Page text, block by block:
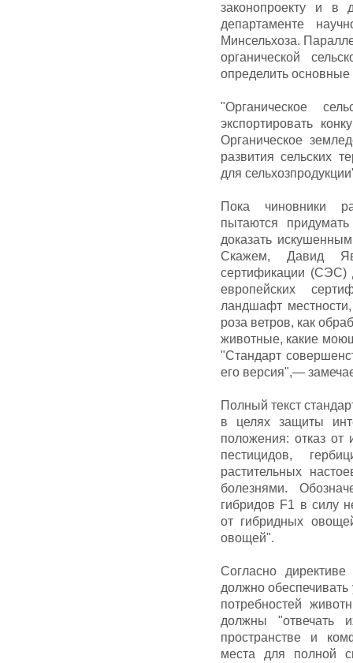
законопроекту и в
департаменте
Минсельхоза.
органической
определить основные
"Органическое
экспортировать
Органическое
развития сельских
для
Пока чиновники
пытаются
доказать
Скажем, Давид
сертификации (СЭС)
европейских
ландшафт
роза ветров, как
животные, какие
"Стандарт
его версия",—
Полный текст
в целях защиты
положения: отказ от
пестицидов,
растительных
болезнями.
гибридов F1 в силу
от гибридных
овощей".
Согласно
должно
потребностей
должны "отвечать
пространстве и
места для полной